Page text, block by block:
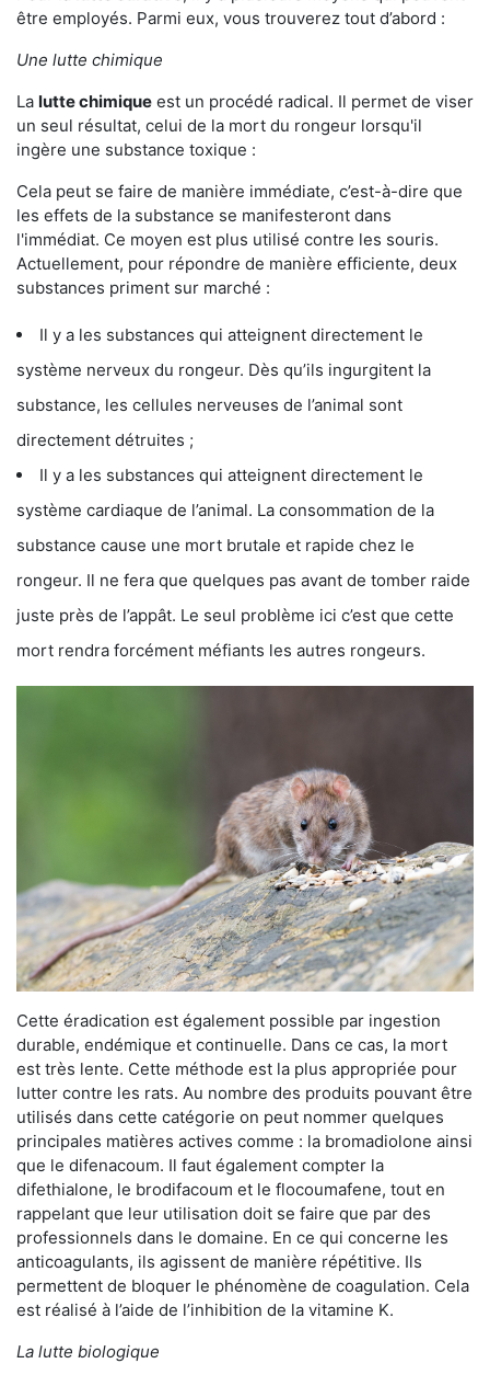
être employés. Parmi eux, vous trouverez tout d’abord :
Une lutte chimique
La lutte chimique est un procédé radical. Il permet de viser
un seul résultat, celui de la mort du rongeur lorsqu'il
ingère une substance toxique :
Cela peut se faire de manière immédiate, c’est-à-dire que
les effets de la substance se manifesteront dans
l'immédiat. Ce moyen est plus utilisé contre les souris.
Actuellement, pour répondre de manière efficiente, deux
substances priment sur marché :
Il y a les substances qui atteignent directement le
système nerveux du rongeur. Dès qu’ils ingurgitent la
substance, les cellules nerveuses de l’animal sont
directement détruites ;
Il y a les substances qui atteignent directement le
système cardiaque de l’animal. La consommation de la
substance cause une mort brutale et rapide chez le
rongeur. Il ne fera que quelques pas avant de tomber raide
juste près de l’appât. Le seul problème ici c’est que cette
mort rendra forcément méfiants les autres rongeurs.
Cette éradication est également possible par ingestion
durable, endémique et continuelle. Dans ce cas, la mort
est très lente. Cette méthode est la plus appropriée pour
lutter contre les rats. Au nombre des produits pouvant être
utilisés dans cette catégorie on peut nommer quelques
principales matières actives comme : la bromadiolone ainsi
que le difenacoum. Il faut également compter la
difethialone, le brodifacoum et le flocoumafene, tout en
rappelant que leur utilisation doit se faire que par des
professionnels dans le domaine. En ce qui concerne les
anticoagulants, ils agissent de manière répétitive. Ils
permettent de bloquer le phénomène de coagulation. Cela
est réalisé à l’aide de l’inhibition de la vitamine K.
La lutte biologique